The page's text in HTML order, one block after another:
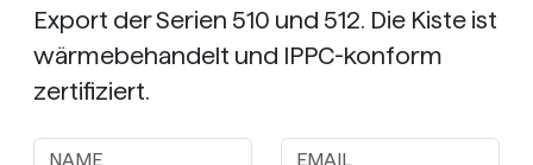
Export der Serien 510 und 512. Die Kiste ist
wärmebehandelt und IPPC-konform
zertifiziert.